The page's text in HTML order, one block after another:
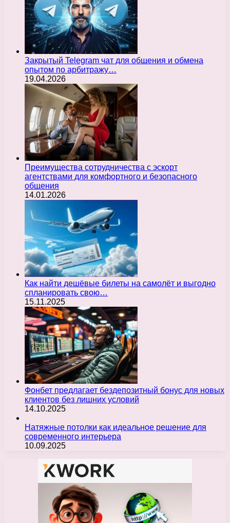
Закрытый Telegram чат для общения и обмена
опытом по арбитражу…
19.04.2026
Преимущества сотрудничества с эскорт
агентствами для комфортного и безопасного
общения
14.01.2026
Как найти дешёвые билеты на самолёт и выгодно
спланировать свою…
15.11.2025
Фонбет предлагает бездепозитный бонус для новых
клиентов без лишних условий
14.10.2025
Натяжные потолки как идеальное решение для
современного интерьера
10.09.2025